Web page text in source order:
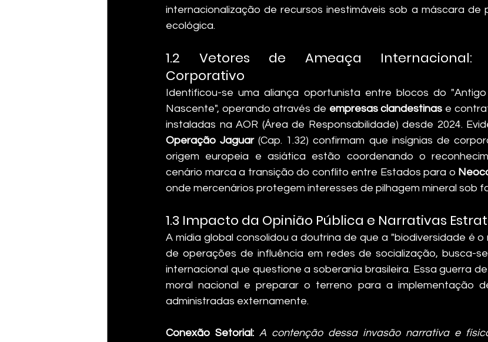
internacionalização de recursos inestimáveis sob a máscara de
ecológica.
1.2 Vetores de Ameaça Internacional:
Corporativo
Identificou-se uma aliança oportunista entre blocos do
Nascente", operando através de empresas clandestinas e
Operação Jaguar (Cap. 1.32) confirmam que insígnias de
origem europeia e asiática estão coordenando o
cenário marca a transição do conflito entre Estados para o
onde mercenários protegem interesses de pilhagem mineral sob
1.3 Impacto da Opinião Pública e Narrativas
A mídia global consolidou a doutrina de que a "biodiversidade é
de operações de influência em redes de socialização, busca-
internacional que questione a soberania brasileira. Essa guerra
moral nacional e preparar o terreno para a implementação
administradas externamente.
Conexão Setorial: A contenção dessa invasão narrativa e